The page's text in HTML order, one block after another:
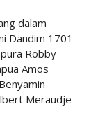
dalam
Dandim 1701
Robby
Amos
Meraudje